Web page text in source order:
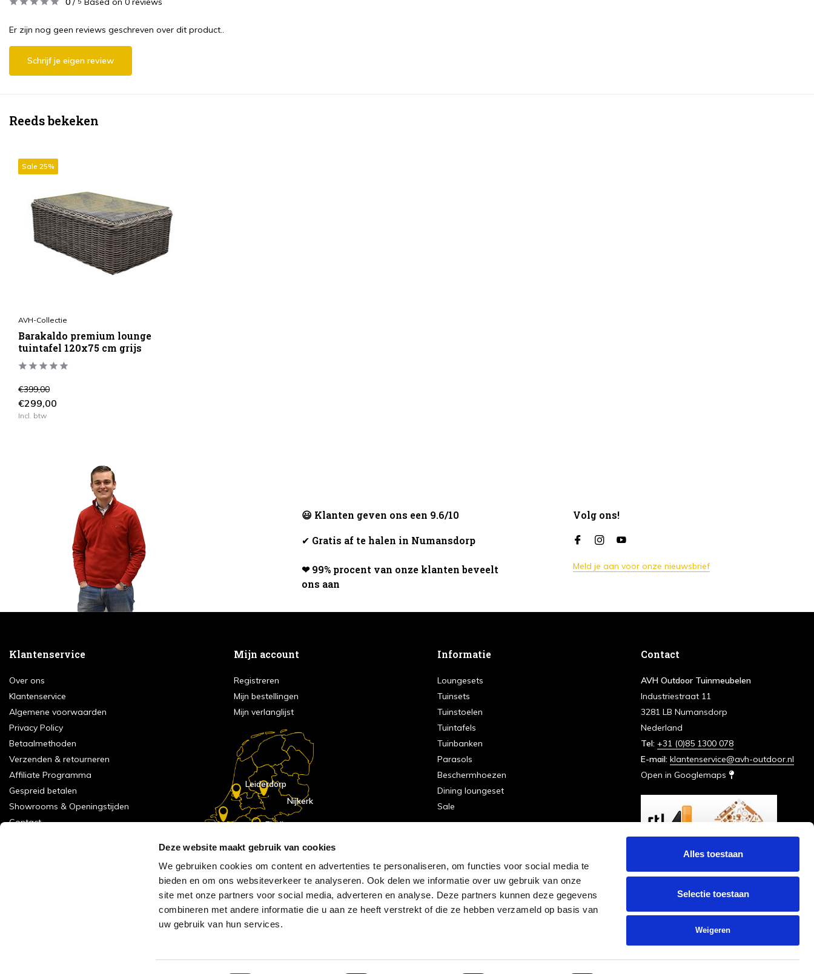
Deze website maakt gebruik van cookies
We gebruiken cookies om content en advertenties te personaliseren, om functies voor social media te
bieden en om ons websiteverkeer te analyseren. Ook delen we informatie over uw gebruik van onze
site met onze partners voor social media, adverteren en analyse. Deze partners kunnen deze gegevens
combineren met andere informatie die u aan ze heeft verstrekt of die ze hebben verzameld op basis van
uw gebruik van hun services.
Alles toestaan
Selectie toestaan
Weigeren
Er zijn nog geen reviews geschreven over dit product..
Schrijf je eigen review
Reeds bekeken
Sale 25%
AVH-Collectie
Barakaldo premium lounge
tuintafel 120x75 cm grijs
€399,00
€299,00
Incl. btw
😃 Klanten geven ons een 9.6/10
✔ Gratis af te halen in Numansdorp
❤ 99% procent van onze klanten beveelt
ons aan
Volg ons!
Meld je aan voor onze nieuwsbrief
Klantenservice
Over ons
Klantenservice
Algemene voorwaarden
Privacy Policy
Betaalmethoden
Verzenden & retourneren
Affiliate Programma
Gespreid betalen
Showrooms & Openingstijden
Contact
Mijn account
Registreren
Mijn bestellingen
Mijn verlanglijst
Eindhoven
Nijkerk
Leiderdorp
Informatie
Loungesets
Tuinsets
Tuinstoelen
Tuintafels
Tuinbanken
Parasols
Beschermhoezen
Dining loungeset
Sale
Contact
AVH Outdoor Tuinmeubelen
Industriestraat 11
3281 LB Numansdorp
Nederland
Tel: +31 (0)85 1300 078
E-mail: klantenservice@avh-outdoor.nl
Open in Googlemaps